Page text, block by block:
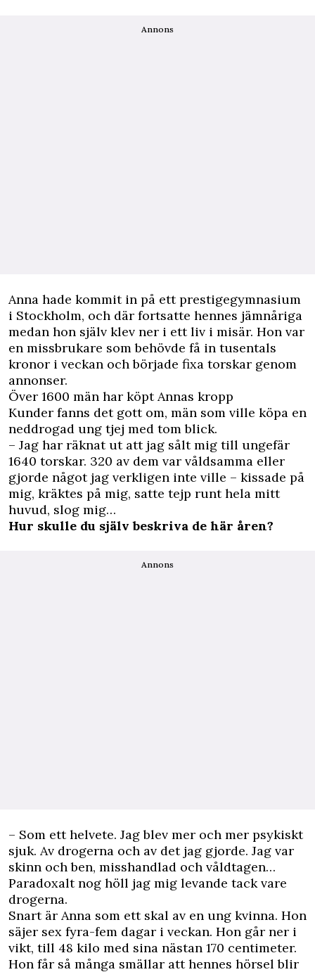
Annons
Anna hade kommit in på ett prestigegymnasium
i Stockholm, och där fortsatte hennes jämnåriga
medan hon själv klev ner i ett liv i misär. Hon var
en missbrukare som behövde få in tusentals
kronor i veckan och började fixa torskar genom
annonser.
Över 1600 män har köpt Annas kropp
Kunder fanns det gott om, män som ville köpa en
neddrogad ung tjej med tom blick.
– Jag har räknat ut att jag sålt mig till ungefär
1640 torskar. 320 av dem var våldsamma eller
gjorde något jag verkligen inte ville – kissade på
mig, kräktes på mig, satte tejp runt hela mitt
huvud, slog mig…
Hur skulle du själv beskriva de här åren?
Annons
– Som ett helvete. Jag blev mer och mer psykiskt
sjuk. Av drogerna och av det jag gjorde. Jag var
skinn och ben, misshandlad och våldtagen…
Paradoxalt nog höll jag mig levande tack vare
drogerna.
Snart är Anna som ett skal av en ung kvinna. Hon
säjer sex fyra-fem dagar i veckan. Hon går ner i
vikt, till 48 kilo med sina nästan 170 centimeter.
Hon får så många smällar att hennes hörsel blir